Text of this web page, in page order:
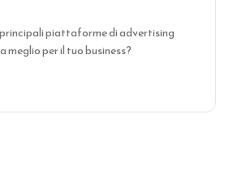
piattaforme di advertising
meglio per il tuo business?